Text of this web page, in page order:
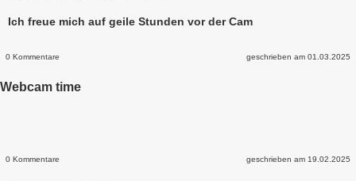
Ich freue mich auf geile Stunden vor der Cam
0 Kommentare geschrieben am 01.03.2025
Webcam time
0 Kommentare geschrieben am 19.02.2025